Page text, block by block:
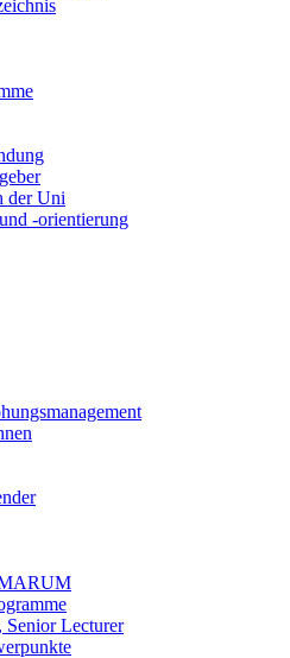
der Uni
-orientierung
MARUM
Senior Lecturer